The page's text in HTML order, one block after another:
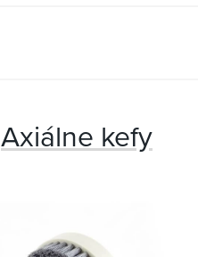
Axiálne kefy